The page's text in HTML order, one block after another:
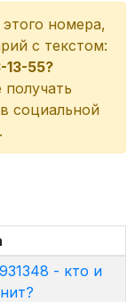
номера,
с текстом:
13-55?
социальной
- кто и